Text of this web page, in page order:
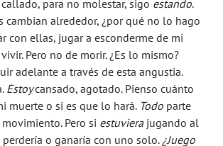
para no molestar, sigo estando.
cambian alrededor, ¿por qué no lo hago
con ellas, jugar a esconderme de mi
Pero no de morir. ¿Es lo mismo?
adelante a través de esta angustia.
Estoycansado, agotado. Pienso cuánto
muerte o si es que lo hará. Todo parte
movimiento. Pero si estuvierajugando al
perdería o ganaría con uno solo. ¿Juego